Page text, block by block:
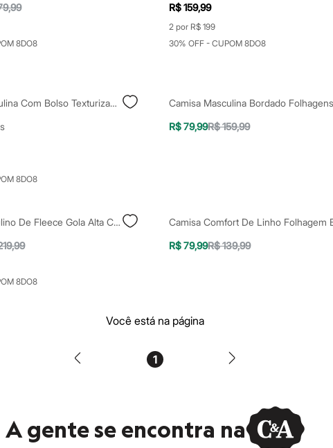
8DO8
R$ 159,99
2 por R$ 199
30% OFF - CUPOM 8DO8
Camisa Masculina Com Bolso Texturizada Bege
8DO8
R$ 79,99R$ 159,99
Blusão Masculino De Fleece Gola Alta Com Recorte Off White
8DO8
R$ 79,99R$ 139,99
Você está na página
1
A gente se encontra na